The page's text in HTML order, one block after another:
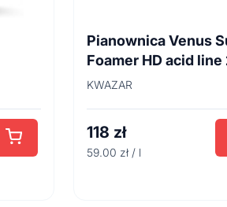
Pianownica Venus
Foamer HD acid line
KWAZAR
118 zł
59.00 zł / l